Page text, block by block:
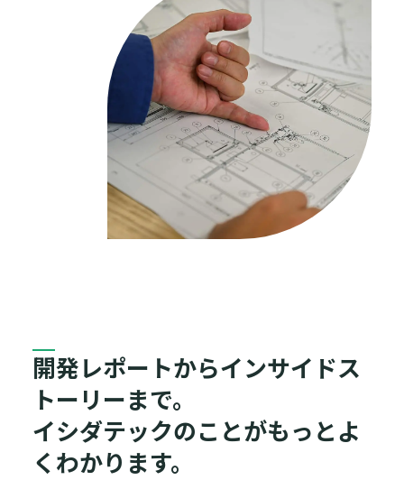
開発レポートからインサイドス
トーリーまで。
イシダテックのことがもっとよ
くわかります。